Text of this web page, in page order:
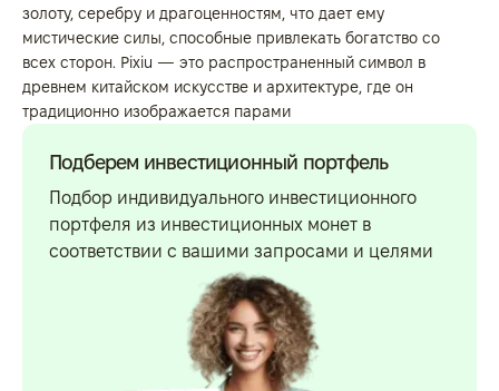
золоту, серебру и драгоценностям, что дает ему
мистические силы, способные привлекать богатство со
всех сторон. Pixiu — это распространенный символ в
древнем китайском искусстве и архитектуре, где он
традиционно изображается парами
Подберем инвестиционный портфель
Подбор индивидуального инвестиционного
портфеля из инвестиционных монет в
соответствии с вашими запросами и целями